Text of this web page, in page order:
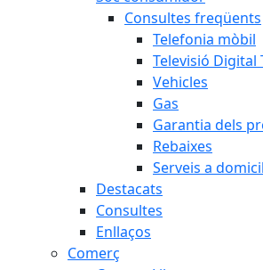
Consultes freqüents
Telefonia mòbil
Televisió Digital
Vehicles
Gas
Garantia dels
Rebaixes
Serveis a
Destacats
Consultes
Enllaços
Comerç